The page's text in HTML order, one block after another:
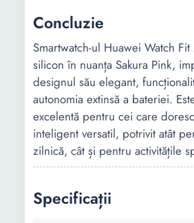
Concluzie
Smartwatch-ul Huawei Watch
silicon în nuanța Sakura Pink,
designul său elegant,
autonomia extinsă a bateriei.
excelentă pentru cei care
inteligent versatil, potrivit atât
zilnică, cât și pentru activitățile
Specificații